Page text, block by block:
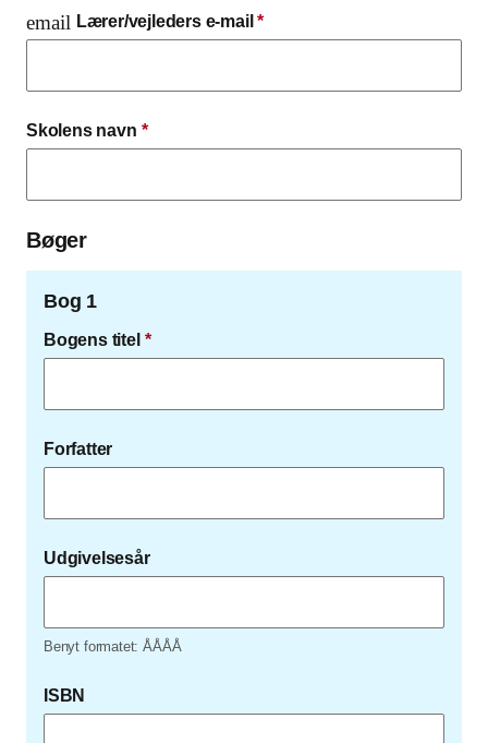
email Lærer/vejleders e-mail *
Skolens navn *
Bøger
Bog 1
Bogens titel *
Forfatter
Udgivelsesår
Benyt formatet: ÅÅÅÅ
ISBN